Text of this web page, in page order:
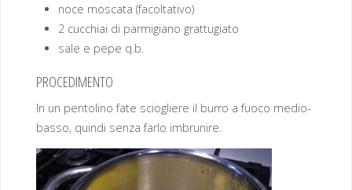
noce moscata (facoltativo)
2 cucchiai di parmigiano grattugiato
sale e pepe q.b.
PROCEDIMENTO
In un pentolino fate sciogliere il burro a fuoco medio-
basso, quindi senza farlo imbrunire.